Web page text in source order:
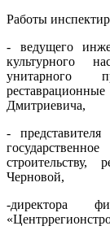
Работы
- ведущего
культурного
унитарного
Дмитриевича,
- представителя
строительству,
Черновой,
-директора